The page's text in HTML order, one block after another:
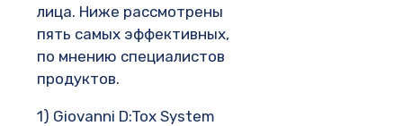
лица. Ниже рассмотрены
пять самых эффективных,
по мнению специалистов
продуктов.
1) Giovanni D:Tox System